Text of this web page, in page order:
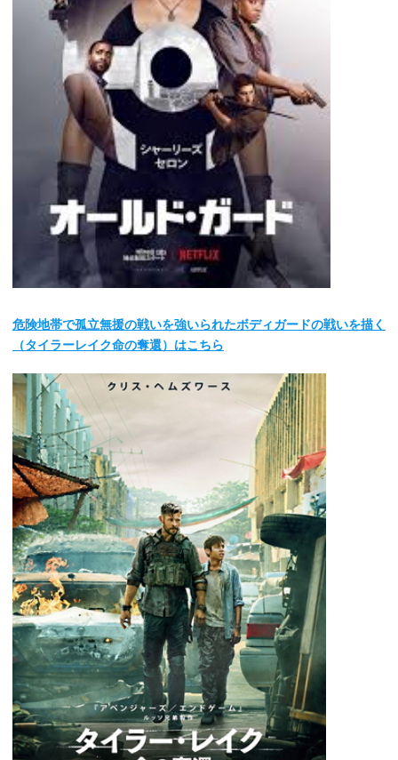
危険地帯で孤立無援の戦いを強いられたボディガードの戦いを描く
（タイラーレイク命の奪還）はこちら